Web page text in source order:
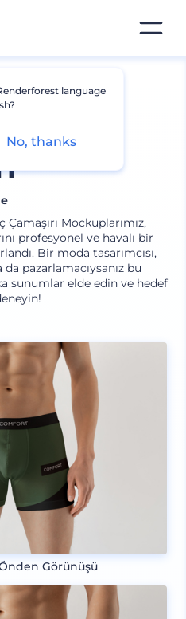
Mockuplarımız,
profesyonel ve havalı bir
Bir moda tasarımcısı,
pazarlamacıysanız bu
sunumlar elde edin ve hedef
Görünüşü
language
No, thanks